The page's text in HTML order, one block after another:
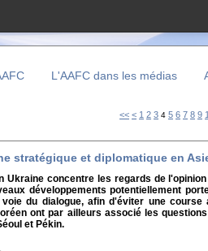
L'AAFC dans les médias
<< < 1 2 3 4 5 6 7 8 9
stratégique et diplomatique en
Ukraine concentre les regards de
développements potentiellement
du dialogue, afin d'éviter une
ont par ailleurs associé les
et Pékin.